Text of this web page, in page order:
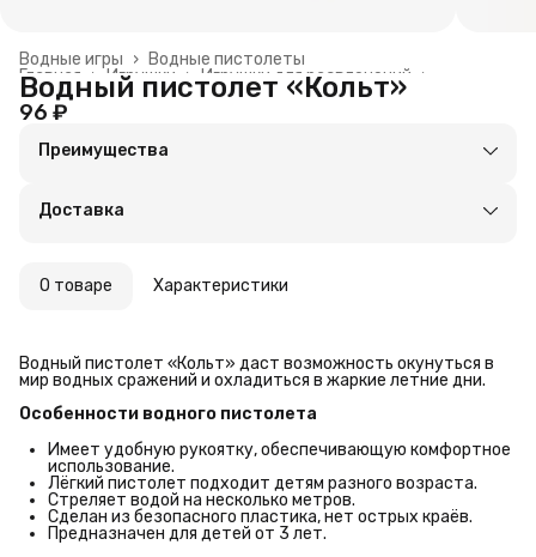
Водные пистолеты
Водные игры ›
Игрушки для развлечений ›
Игрушки ›
Главная ›
Водный пистолет «Кольт»
96 ₽
Преимущества
Удобный возврат
Доставка
О товаре Характеристики
Водный пистолет «Кольт» даст возможность окунуться в
мир водных сражений и охладиться в жаркие летние дни.
Особенности водного пистолета
Имеет удобную рукоятку, обеспечивающую комфортное
использование.
Лёгкий пистолет подходит детям разного возраста.
Стреляет водой на несколько метров.
Сделан из безопасного пластика, нет острых краёв.
Предназначен для детей от 3 лет.